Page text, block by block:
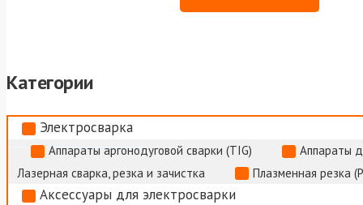
Категории
Электросварка
Аппараты аргонодуговой сварки (TIG)
Аппараты
Лазерная сварка, резка и зачистка
Плазменная резка
Аксессуары для электросварки